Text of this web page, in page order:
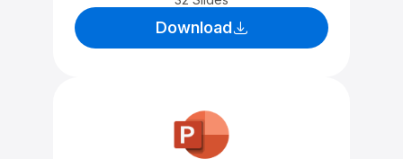
Download